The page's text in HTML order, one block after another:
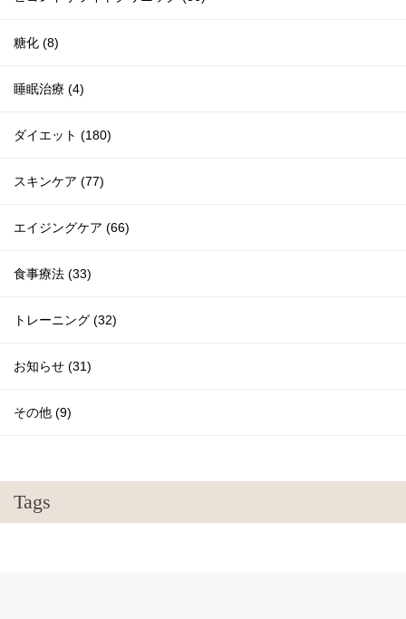
糖化 (8)
睡眠治療 (4)
ダイエット (180)
スキンケア (77)
エイジングケア (66)
食事療法 (33)
トレーニング (32)
お知らせ (31)
その他 (9)
Tags